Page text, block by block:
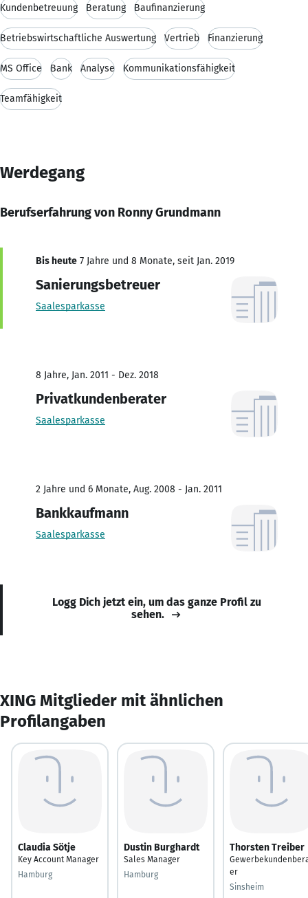
Kundenbetreuung Beratung Baufinanzierung
Betriebswirtschaftliche Auswertung Vertrieb Finanzierung
MS Office Bank Analyse Kommunikationsfähigkeit
Teamfähigkeit
Werdegang
Berufserfahrung von Ronny Grundmann
Bis heute 7 Jahre und 8 Monate, seit Jan. 2019
Sanierungsbetreuer
Saalesparkasse
8 Jahre, Jan. 2011 - Dez. 2018
Privatkundenberater
Saalesparkasse
2 Jahre und 6 Monate, Aug. 2008 - Jan. 2011
Bankkaufmann
Saalesparkasse
Logg Dich jetzt ein, um das ganze Profil zu
sehen.
XING Mitglieder mit ähnlichen
Profilangaben
Claudia Sötje
Key Account Manager
Hamburg
Dustin Burghardt
Sales Manager
Hamburg
Thorsten Treiber
er
Sinsheim